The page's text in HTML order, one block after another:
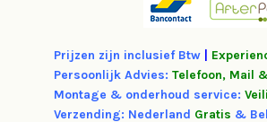
Prijzen zijn inclusief Btw
Persoonlijk Advies: Telefoon, Mail
Montage & onderhoud service:
Verzending: Nederland Gratis &